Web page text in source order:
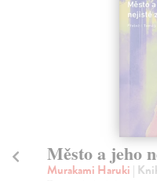
Město a jeho
Murakami Haruki |